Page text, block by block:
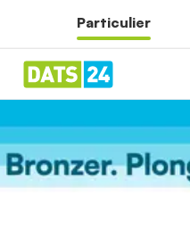
Particulier